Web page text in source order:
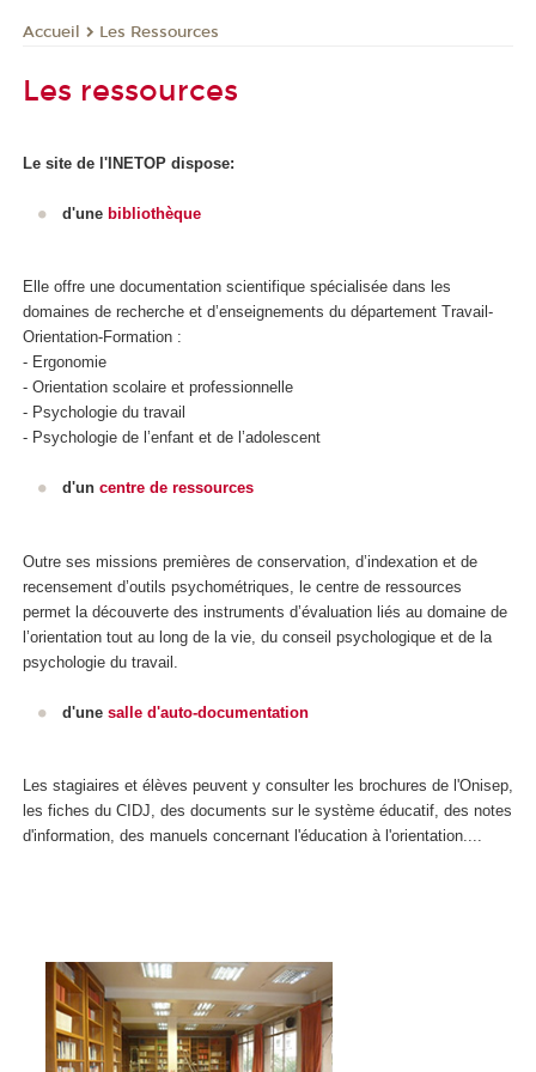
Accueil Les Ressources
Les ressources
Le site de l'INETOP dispose:
d'une bibliothèque
Elle offre une documentation scientifique spécialisée dans les
domaines de recherche et d’enseignements du département Travail-
Orientation-Formation :
- Ergonomie
- Orientation scolaire et professionnelle
- Psychologie du travail
- Psychologie de l’enfant et de l’adolescent
d'un centre de ressources
Outre ses missions premières de conservation, d’indexation et de
recensement d’outils psychométriques, le centre de ressources
permet la découverte des instruments d’évaluation liés au domaine de
l’orientation tout au long de la vie, du conseil psychologique et de la
psychologie du travail.
d'une salle d'auto-documentation
Les stagiaires et élèves peuvent y consulter les brochures de l'Onisep,
les fiches du CIDJ, des documents sur le système éducatif, des notes
d'information, des manuels concernant l'éducation à l'orientation....